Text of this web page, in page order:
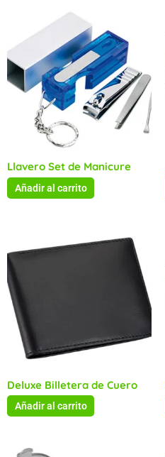
Llavero Set de Manicure
Añadir al carrito
Deluxe Billetera de Cuero
Añadir al carrito